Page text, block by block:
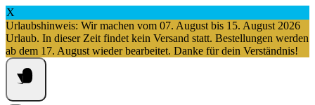
X
Urlaubshinweis: Wir machen vom 07. August bis 15. August 2026
Urlaub. In dieser Zeit findet kein Versand statt. Bestellungen werden
ab dem 17. August wieder bearbeitet. Danke für dein Verständnis!
Springe
zum
Inhalt